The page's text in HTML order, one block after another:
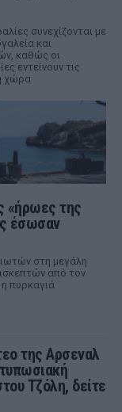
συνεχίζονται με
και
καθώς οι
εντείνουν τις
χώρα
«ήρωες της
έσωσαν
στη μεγάλη
από τον
πυρκαγιά
της Αρσεναλ
Τζόλη, δείτε